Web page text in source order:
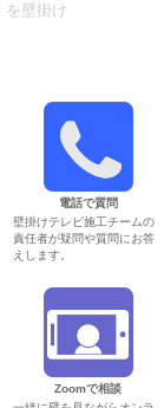
を壁掛け
電話で質問
壁掛けテレビ施工チームの
責任者が疑問や質問にお答
えします。
Zoomで相談